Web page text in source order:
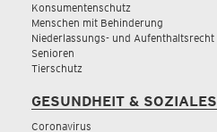
Konsumentenschutz
Menschen mit Behinderung
Niederlassungs- und Aufenthaltsrecht
Senioren
Tierschutz
GESUNDHEIT & SOZIALES
Coronavirus